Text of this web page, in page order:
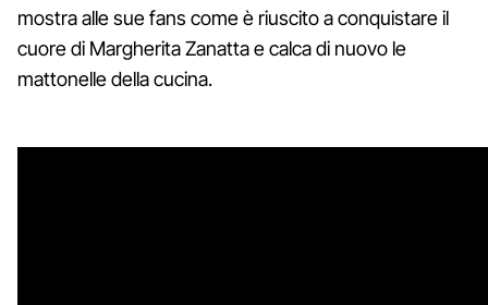
mostra alle sue fans come è riuscito a conquistare il
cuore di Margherita Zanatta e calca di nuovo le
mattonelle della cucina.